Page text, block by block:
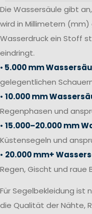
Die Wassersäule gibt
wird in Millimetern
Wasserdruck ein Stoff
eindringt.
• 5.000 mm
gelegentlichen
• 10.000 mm
Regenphasen und
• 15.000–20.000 mm
Küstensegeln und
• 20.000 mm+
Regen, Gischt und raue
Für Segelbekleidung ist
die Qualität der Nähte,